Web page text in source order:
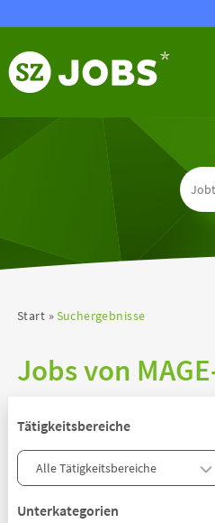
Start Suchergebnisse
Jobs von
Tätigkeitsbereiche
Unterkategorien